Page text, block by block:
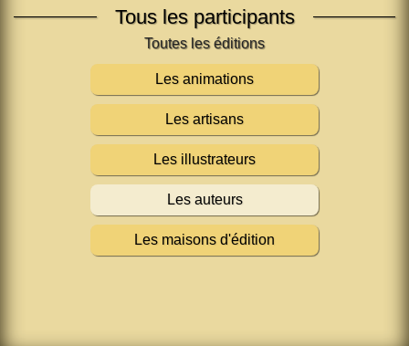
Tous les participants
Les animations
Les artisans
Les illustrateurs
Les auteurs
Les maisons d'édition